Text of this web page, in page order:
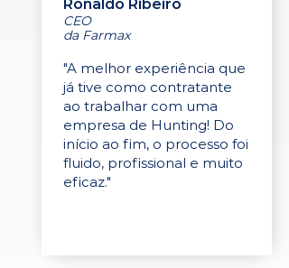
Ronaldo Ribeiro
CEO
da Farmax
"A melhor experiência que
já tive como contratante
ao trabalhar com uma
empresa de Hunting! Do
início ao fim, o processo foi
fluido, profissional e muito
eficaz."